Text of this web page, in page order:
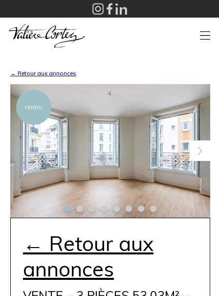
← Retour aux annonces
VENDU
← Retour aux
annonces